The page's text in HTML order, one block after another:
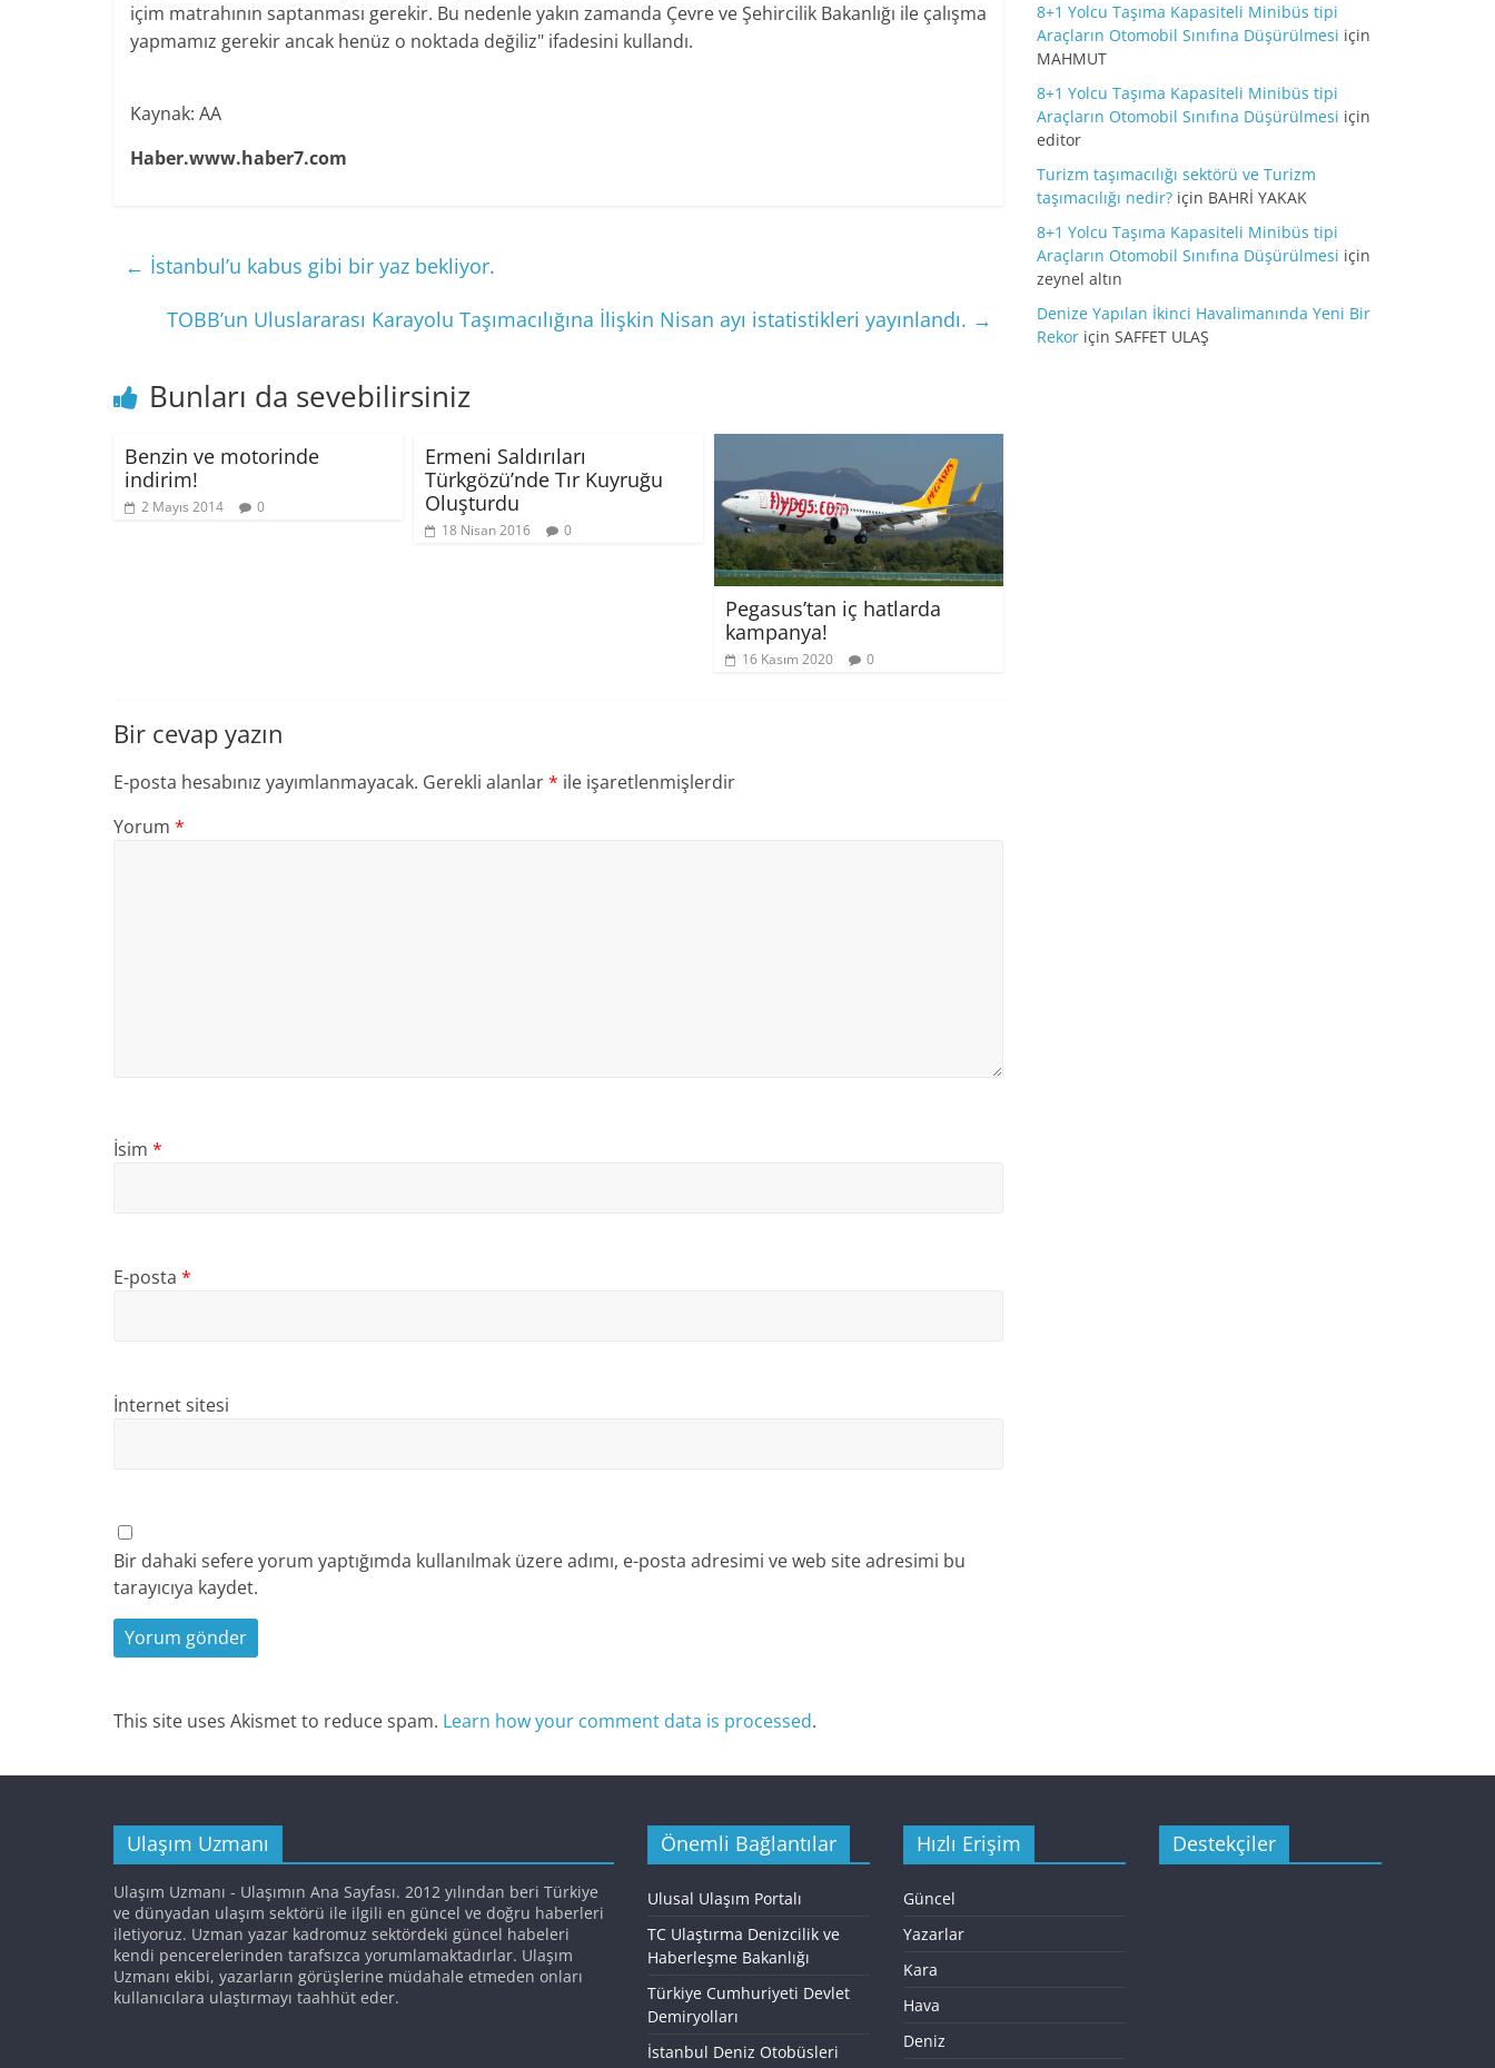
içim matrahının saptanması gerekir. Bu nedenle yakın zamanda Çevre ve Şehircilik Bakanlığı ile çalışma
yapmamız gerekir ancak henüz o noktada değiliz" ifadesini kullandı.
Kaynak: AA
Haber.www.haber7.com
← İstanbul’u kabus gibi bir yaz bekliyor.
TOBB’un Uluslararası Karayolu Taşımacılığına İlişkin Nisan ayı istatistikleri yayınlandı. →
Bunları da sevebilirsiniz
Benzin ve motorinde
indirim!
2 Mayıs 2014 0
Ermeni Saldırıları
Türkgözü’nde Tır Kuyruğu
Oluşturdu
18 Nisan 2016 0
Pegasus’tan iç hatlarda
kampanya!
16 Kasım 2020 0
Bir cevap yazın
E-posta hesabınız yayımlanmayacak. Gerekli alanlar* ile işaretlenmişlerdir
Yorum *
İsim *
E-posta *
İnternet sitesi
Bir dahaki sefere yorum yaptığımda kullanılmak üzere adımı, e-posta adresimi ve web site adresimi bu
tarayıcıya kaydet.
This site uses Akismet to reduce spam. Learn how your comment data is processed.
8+1 Yolcu Taşıma Kapasiteli Minibüs tipi
Araçların Otomobil Sınıfına Düşürülmesi için
MAHMUT
8+1 Yolcu Taşıma Kapasiteli Minibüs tipi
Araçların Otomobil Sınıfına Düşürülmesi için
editor
Turizm taşımacılığı sektörü ve Turizm
taşımacılığı nedir? için BAHRİ YAKAK
8+1 Yolcu Taşıma Kapasiteli Minibüs tipi
Araçların Otomobil Sınıfına Düşürülmesi için
zeynel altın
Denize Yapılan İkinci Havalimanında Yeni Bir
Rekor için SAFFET ULAŞ
Ulaşım Uzmanı
Ulaşım Uzmanı - Ulaşımın Ana Sayfası. 2012 yılından beri Türkiye
ve dünyadan ulaşım sektörü ile ilgili en güncel ve doğru haberleri
iletiyoruz. Uzman yazar kadromuz sektördeki güncel habeleri
kendi pencerelerinden tarafsızca yorumlamaktadırlar. Ulaşım
Uzmanı ekibi, yazarların görüşlerine müdahale etmeden onları
kullanıcılara ulaştırmayı taahhüt eder.
Önemli Bağlantılar
Ulusal Ulaşım Portalı
TC Ulaştırma Denizcilik ve
Haberleşme Bakanlığı
Türkiye Cumhuriyeti Devlet
Demiryolları
İstanbul Deniz Otobüsleri
Hızlı Erişim
Güncel
Yazarlar
Kara
Hava
Deniz
Destekçiler